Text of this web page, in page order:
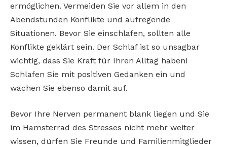
ermöglichen. Vermeiden Sie vor allem in den
Abendstunden Konflikte und aufregende
Situationen. Bevor Sie einschlafen, sollten alle
Konflikte geklärt sein. Der Schlaf ist so unsagbar
wichtig, dass Sie Kraft für Ihren Alltag haben!
Schlafen Sie mit positiven Gedanken ein und
wachen Sie ebenso damit auf.
Bevor Ihre Nerven permanent blank liegen und Sie
im Hamsterrad des Stresses nicht mehr weiter
wissen, dürfen Sie Freunde und Familienmitglieder